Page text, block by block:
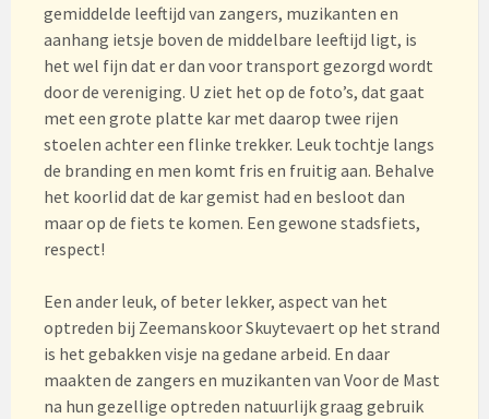
gemiddelde leeftijd van zangers, muzikanten en
aanhang ietsje boven de middelbare leeftijd ligt, is
het wel fijn dat er dan voor transport gezorgd wordt
door de vereniging. U ziet het op de foto’s, dat gaat
met een grote platte kar met daarop twee rijen
stoelen achter een flinke trekker. Leuk tochtje langs
de branding en men komt fris en fruitig aan. Behalve
het koorlid dat de kar gemist had en besloot dan
maar op de fiets te komen. Een gewone stadsfiets,
respect!
Een ander leuk, of beter lekker, aspect van het
optreden bij Zeemanskoor Skuytevaert op het strand
is het gebakken visje na gedane arbeid. En daar
maakten de zangers en muzikanten van Voor de Mast
na hun gezellige optreden natuurlijk graag gebruik